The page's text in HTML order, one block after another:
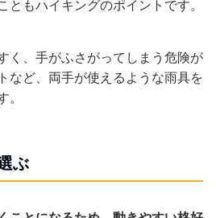
ともハイキングのポイントです。
く、手がふさがってしまう危険が
など、両手が使えるような雨具を
ぶ